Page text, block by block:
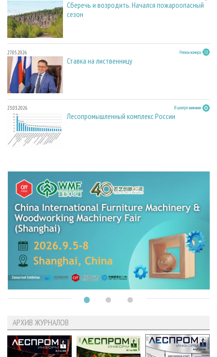
Сберечь и возродить. Начался пожароопасный
сезон
27.05.2026 Регион номера
Ставка на лиственницу
23.03.2026 В центре внимания
Лесопромышленный комплекс России
АРХИВ ЖУРНАЛОВ